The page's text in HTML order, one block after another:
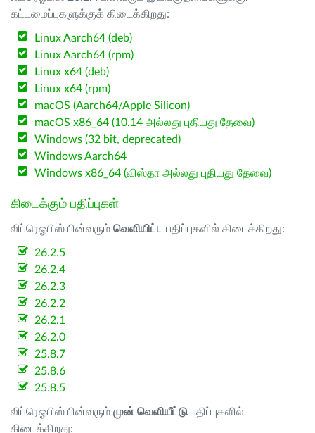
கட்டமைப்புகளுக்குக் கிடைக்கிறது:
Linux Aarch64 (deb)
Linux Aarch64 (rpm)
Linux x64 (deb)
Linux x64 (rpm)
macOS (Aarch64/Apple Silicon)
macOS x86_64 (10.14 அல்லது புதியது தேவை)
Windows (32 bit, deprecated)
Windows Aarch64
Windows x86_64 (விஸ்தா அல்லது புதியது தேவை)
கிடைக்கும் பதிப்புகள்
லிப்ரெஓபிஸ் பின்வரும் வெளியிட்ட பதிப்புகளில் கிடைக்கிறது:
26.2.5
26.2.4
26.2.3
26.2.2
26.2.1
26.2.0
25.8.7
25.8.6
25.8.5
லிப்ரெஓபிஸ் பின்வரும் முன் வெளியீட்டு பதிப்புகளில்
கிடைக்கிறது: